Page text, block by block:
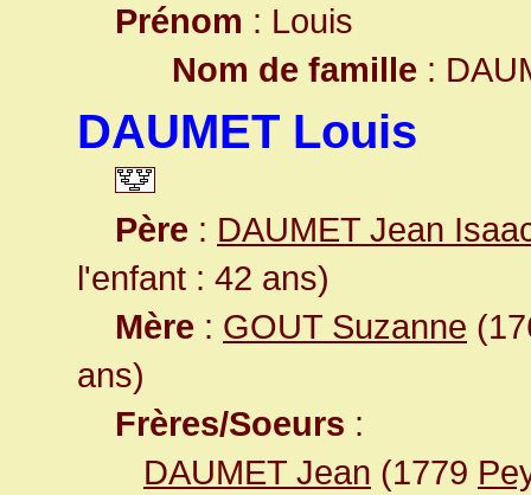
Prénom : Louis
Nom de famille :
DAUMET Louis
Père : DAUMET Jean
l'enfant : 42 ans)
Mère : GOUT Suzanne
ans)
Frères/Soeurs :
DAUMET Jean (1779